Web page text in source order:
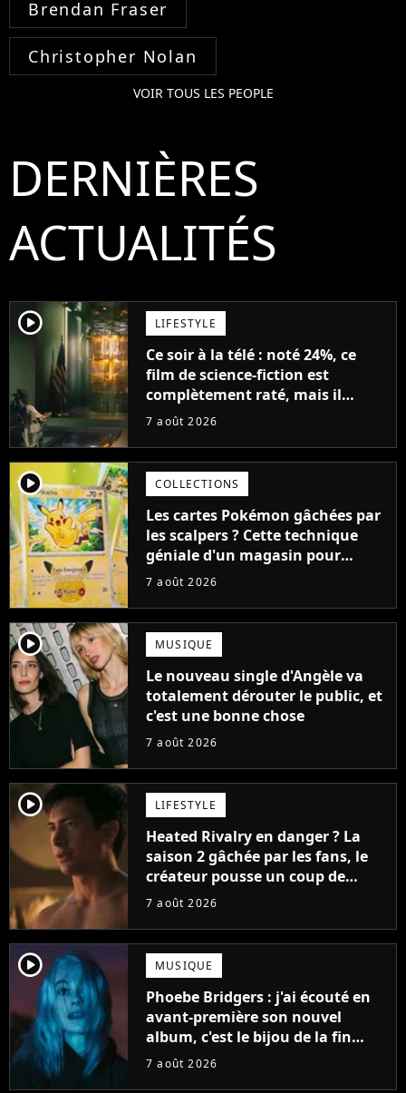
Brendan Fraser
Christopher Nolan
VOIR TOUS LES PEOPLE
DERNIÈRES
ACTUALITÉS
player2 LIFESTYLE
Ce soir à la télé : noté 24%, ce
film de science-fiction est
complètement raté, mais il
aurait pu être encore pire à
7 août 2026
player2 COLLECTIONS
Les cartes Pokémon gâchées par
les scalpers ? Cette technique
géniale d'un magasin pour
ruiner les revendeurs
7 août 2026
player2 MUSIQUE
Le nouveau single d'Angèle va
totalement dérouter le public, et
c'est une bonne chose
7 août 2026
player2 LIFESTYLE
Heated Rivalry en danger ? La
saison 2 gâchée par les fans, le
créateur pousse un coup de
gueule
7 août 2026
player2 MUSIQUE
Phoebe Bridgers : j'ai écouté en
avant-première son nouvel
album, c'est le bijou de la fin
d'été
7 août 2026